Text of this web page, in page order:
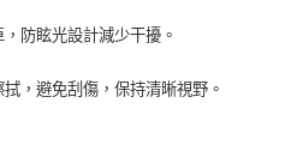
防眩光設計減少干擾。
，避免刮傷，保持清晰視野。